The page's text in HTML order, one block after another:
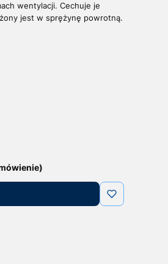
ach wentylacji. Cechuje je
jest w sprężynę powrotną.